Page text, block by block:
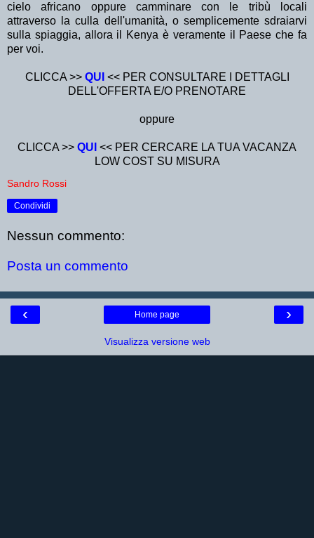
cielo africano oppure camminare con le tribù locali
attraverso la culla dell'umanità, o semplicemente sdraiarvi
sulla spiaggia, allora il Kenya è veramente il Paese che fa
per voi.
CLICCA >> QUI << PER CONSULTARE I DETTAGLI
DELL'OFFERTA E/O PRENOTARE
oppure
CLICCA >> QUI << PER CERCARE LA TUA VACANZA
LOW COST SU MISURA
Sandro Rossi
Condividi
Nessun commento:
Posta un commento
‹ ›
Home page
Visualizza versione web